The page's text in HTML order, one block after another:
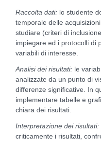
Raccolta dati: lo studente
temporale delle
studiare (criteri di
impiegare ed i protocolli di
variabili di interesse.
Analisi dei risultati: le
analizzate da un punto di
differenze significative. In
implementare tabelle e
chiara dei risultati.
Interpretazione dei risultati:
criticamente i risultati,